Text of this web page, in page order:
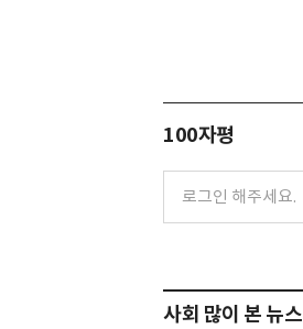
100자평
사회 많이 본 뉴스